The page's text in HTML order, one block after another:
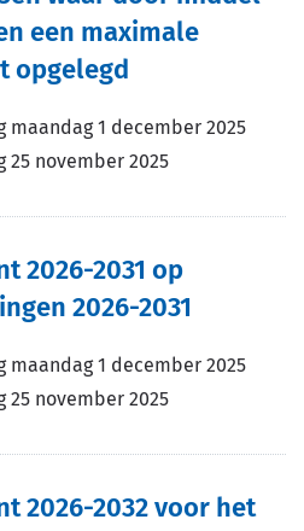
een maximale
opgelegd
maandag 1 december 2025
25 november 2025
2026-2031 op
2026-2031
maandag 1 december 2025
25 november 2025
2026-2032 voor het